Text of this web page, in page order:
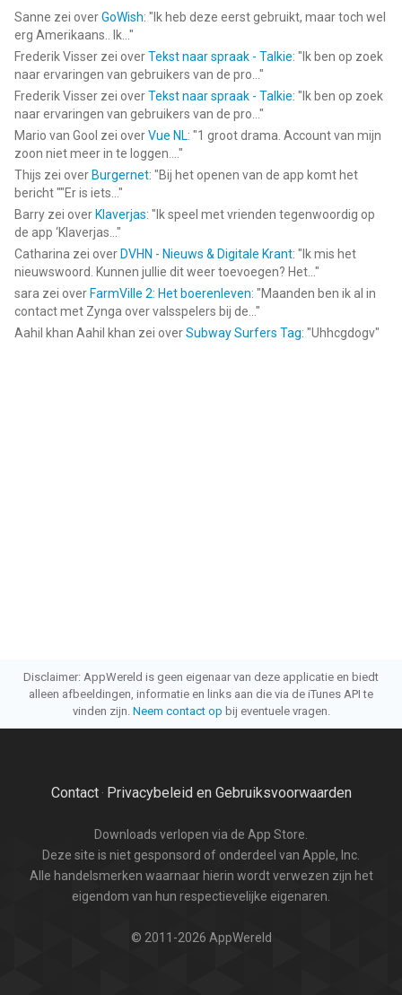
Sanne zei overGoWish: " Ik heb deze eerst gebruikt, maar toch wel
erg Amerikaans.. Ik... "
Frederik Visser zei overTekst naar spraak - Talkie: " Ik ben op zoek
naar ervaringen van gebruikers van de pro... "
Frederik Visser zei overTekst naar spraak - Talkie: " Ik ben op zoek
naar ervaringen van gebruikers van de pro... "
Mario van Gool zei overVue NL: "1 groot drama. Account van mijn
zoon niet meer in te loggen.... "
Thijs zei over Burgernet: "Bij het openen van de app komt het
bericht ""Er is iets... "
Barry zei over Klaverjas: " Ik speel met vrienden tegenwoordig op
de app ‘Klaverjas... "
Catharina zei over DVHN - Nieuws & Digitale Krant: " Ik mis het
nieuwswoord. Kunnen jullie dit weer toevoegen? Het... "
sara zei over FarmVille 2: Het boerenleven: "Maanden ben ik al in
contact met Zynga over valsspelers bij de... "
Aahil khan Aahil khan zei overSubway Surfers Tag: "Uhhcgdogv"
Disclaimer: AppWereld is geen eigenaar van deze applicatie en biedt
alleen afbeeldingen, informatie en links aan die via de iTunes API te
vinden zijn. Neem contact op bij eventuele vragen.
Contact· Privacybeleid en Gebruiksvoorwaarden
Downloads verlopen via de App Store.
Deze site is niet gesponsord of onderdeel van Apple, Inc.
Alle handelsmerken waarnaar hierin wordt verwezen zijn het
eigendom van hun respectievelijke eigenaren.
© 2011-2026 AppWereld